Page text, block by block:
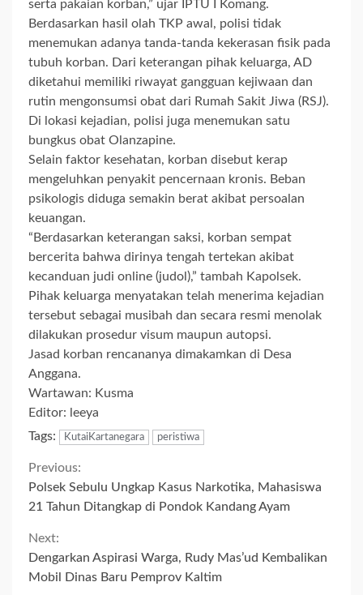
serta pakaian korban,” ujar IPTU I Komang.
Berdasarkan hasil olah TKP awal, polisi tidak
menemukan adanya tanda-tanda kekerasan fisik pada
tubuh korban. Dari keterangan pihak keluarga, AD
diketahui memiliki riwayat gangguan kejiwaan dan
rutin mengonsumsi obat dari Rumah Sakit Jiwa (RSJ).
Di lokasi kejadian, polisi juga menemukan satu
bungkus obat Olanzapine.
Selain faktor kesehatan, korban disebut kerap
mengeluhkan penyakit pencernaan kronis. Beban
psikologis diduga semakin berat akibat persoalan
keuangan.
“Berdasarkan keterangan saksi, korban sempat
bercerita bahwa dirinya tengah tertekan akibat
kecanduan judi online (judol),” tambah Kapolsek.
Pihak keluarga menyatakan telah menerima kejadian
tersebut sebagai musibah dan secara resmi menolak
dilakukan prosedur visum maupun autopsi.
Jasad korban rencananya dimakamkan di Desa
Anggana.
Wartawan: Kusma
Editor: leeya
Tags:
KutaiKartanegara peristiwa
Continue
Reading
Previous:
Polsek Sebulu Ungkap Kasus Narkotika, Mahasiswa
21 Tahun Ditangkap di Pondok Kandang Ayam
Next:
Dengarkan Aspirasi Warga, Rudy Mas’ud Kembalikan
Mobil Dinas Baru Pemprov Kaltim